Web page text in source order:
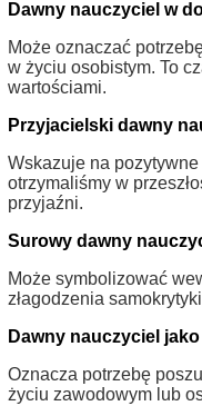
Dawny nauczyciel w
Może oznaczać
w życiu osobistym. To
wartościami.
Przyjacielski dawny
Wskazuje na
otrzymaliśmy w
przyjaźni.
Surowy dawny
Może symbolizować
złagodzenia
Dawny nauczyciel
Oznacza potrzebę
życiu zawodowym lub